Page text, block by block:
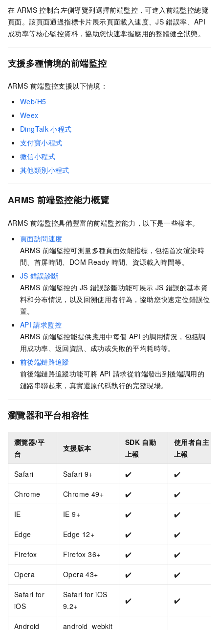
在 ARMS 控制台左側導覽列選擇前端監控，可進入前端監控總覽
頁面。該頁面通過指標卡片展示頁面載入速度、JS 錯誤率、API
成功率等核心監控資料，協助您快速掌握應用的整體健全狀態。
支援多種情境的前端監控
ARMS 前端監控支援以下情境：
Web/H5
Weex
DingTalk 小程式
支付寶小程式
微信小程式
其他類別小程式
ARMS 前端監控能力概覽
ARMS 前端監控具備豐富的前端監控能力，以下是一些樣本。
頁面訪問速度
ARMS 前端監控可測量多種頁面效能指標，包括首次渲染時
間、首屏時間、DOM Ready 時間、資源載入時間等。
JS 錯誤診斷
ARMS 前端監控的 JS 錯誤診斷功能可展示 JS 錯誤的基本資
料和分布情況，以及回溯使用者行為，協助您快速定位錯誤位
置。
API 請求監控
ARMS 前端監控能提供應用中每個 API 的調用情況，包括調
用成功率、返回資訊、成功或失敗的平均耗時等。
前後端鏈路追蹤
前後端鏈路追蹤功能可將 API 請求從前端發出到後端調用的
鏈路串聯起來，真實還原代碼執行的完整現場。
瀏覽器和平台相容性
瀏覽器/平
台
支援版本
SDK 自動
上報
使用者自主
上報
Safari Safari 9+ ✔️ ✔️
Chrome Chrome 49+ ✔️ ✔️
IE IE 9+ ✔️ ✔️
Edge Edge 12+ ✔️ ✔️
Firefox Firefox 36+ ✔️ ✔️
Opera Opera 43+ ✔️ ✔️
Safari for
iOS
Safari for iOS
9.2+
✔️ ✔️
Android android_webkit